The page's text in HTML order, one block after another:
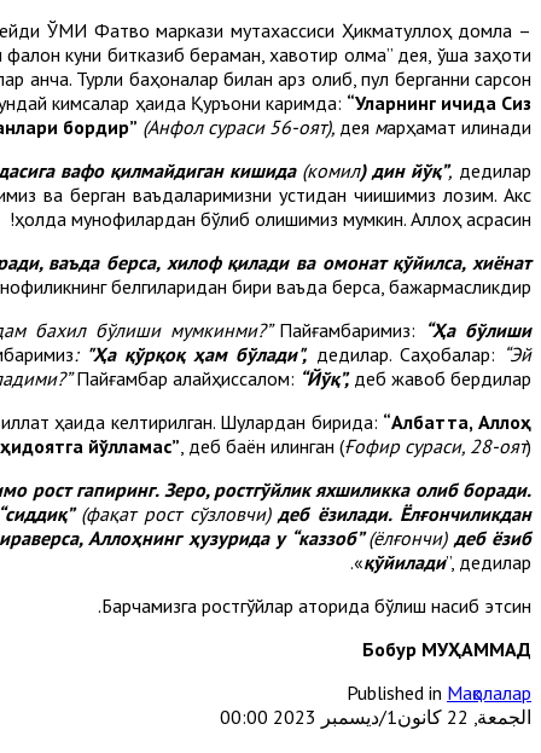
ЎМИ Фатво маркази мутахассиси Ҳикматуллоҳ домла
куни битказиб бераман, хавотир олма” дея, ўша заҳоти
қанча. Турли баҳоналар билан қарз олиб, пул берганни сарсон
кимсалар ҳақида Қуръони каримда: “Уларнинг ичида Сиз
бордир” (Анфол сураси 56-оят), дея марҳамат қилинади.
вафо қилмайдиган кишида (комил) дин йўқ”, дедилар
ва берган ваъдаларимизни устидан чиқишимиз лозим. Акс
ҳолда мунофиқлардан бўлиб қолишимиз мумкин. Аллоҳ асрасин!
ваъда берса, хилоф қилади ва омонат қўйилса, хиёнат
белгиларидан бири ваъда берса, бажармасликдир.
бахил бўлиши мумкинми?” Пайғамбаримиз: “Ҳа бўлиши
:"Ҳа қўрқоқ ҳам бўлади",дедилар. Саҳобалар: “Эй
Пайғамбар алайҳиссалом: “Йўқ”,деб жавоб бердилар.
ҳақида келтирилган. Шулардан бирида: “Албатта, Аллоҳ
йўлламас” , деб баён қилинган (Ғофир сураси, 28-оят).
рост гапиринг. Зеро, ростгўйлик яхшиликка олиб боради.
(фақат рост сўзловчи)деб ёзилади. Ёлғончиликдан
Аллоҳнинг ҳузурида у “каззоб”(ёлғончи)деб ёзиб
қўйилади”, дедилар».
Барчамизга ростгўйлар қаторида бўлиш насиб этсин.
Бобур МУҲАММАД
Published in Мақолалар
الجمعة, 22 كانون1/ديسمبر 2023 00:00